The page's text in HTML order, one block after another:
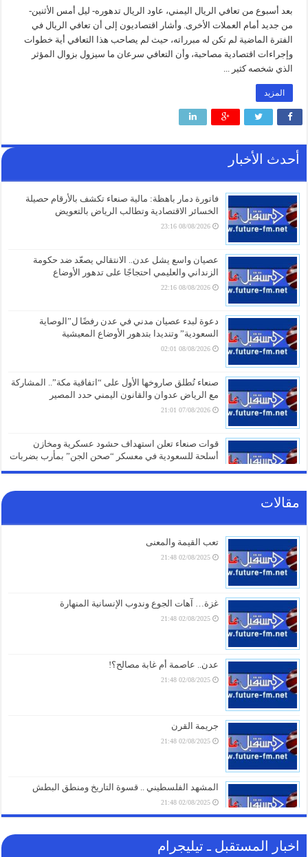
بعد أسبوع من تعافي الريال اليمني، عاود الريال تدهوره- ليل أمس الأثنين-
من جديد أمام العملات الأخرى. وأشار اقتصاديون إلى أن تعافي الريال في
الفترة الماضية لم تكن له مبرراته، حيث لم يصاحب هذا التعافي أية خطوات
وإجراءات اقتصادية مصاحبة، وأن التعافي سرعان ما سيزول بزوال المؤثر
الذي شخصه كثير ...
المزيد
أحدث الأخبار
فاتورة دمار باهظة: مالية صنعاء تكشف بالأرقام حصيلة
الخسائر الاقتصادية وتطالب الرياض بالتعويض
08/08/2026 23:16
عصيان واسع يشل عدن.. الانتقالي يصعّد ضد حكومة
الزنداني والعليمي احتجاجًا على تدهور الأوضاع
08/08/2026 22:16
دعوة لبدء عصيان مدني في عدن رفضًا ل”الوصاية
السعودية” وتنديدا بتدهور الأوضاع المعيشية
08/08/2026 02:01
صنعاء تُطلق صاروخها الأول على “اتفاقية مكة”.. المشاركة
مع الرياض عدوان والقانون اليمني حدد المصير
07/08/2026 21:01
قوات صنعاء تعلن استهداف حشود عسكرية ومخازن
أسلحة للسعودية في معسكر “صحن الجن” بمأرب بضربات
صاروخية ومسيّرة
07/08/2026 19:31
مقالات
تعب القيمة والمعنى
02/08/2025 21:48
غزة… آهات الجوع وندوب الإنسانية المنهارة
02/08/2025 21:48
عدن.. عاصمة أم غابة مصالح؟!
02/08/2025 21:48
جريمة القرن
02/08/2025 21:48
المشهد الفلسطيني .. قسوة التاريخ ومنطق البطش
02/08/2025 21:48
اخبار المستقبل ـ تيليجرام